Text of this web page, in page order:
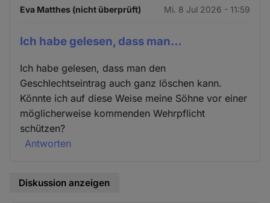
Eva Matthes (nicht überprüft) Mi. 8 Jul 2026 - 11:59
Ich habe gelesen, dass man…
Ich habe gelesen, dass man den
Geschlechtseintrag auch ganz löschen kann.
Könnte ich auf diese Weise meine Söhne vor einer
möglicherweise kommenden Wehrpflicht
schützen?
Antworten
Diskussion anzeigen